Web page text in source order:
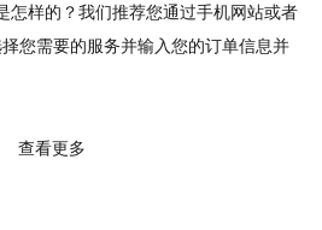
怎样的？我们推荐您通过手机网站或者
您需要的服务并输入您的订单信息并
查看更多